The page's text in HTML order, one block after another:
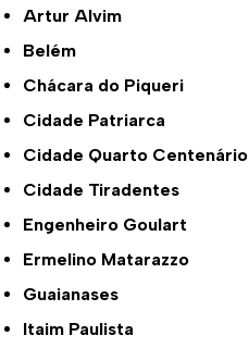
Artur Alvim
Belém
Chácara do Piqueri
Cidade Patriarca
Cidade Quarto Centenário
Cidade Tiradentes
Engenheiro Goulart
Ermelino Matarazzo
Guaianases
Itaim Paulista